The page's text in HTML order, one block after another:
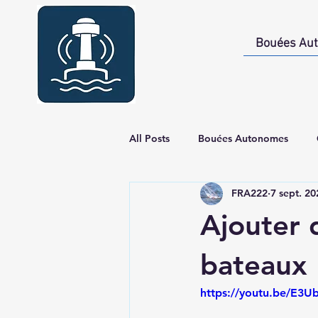
Bouées
All Posts Bouées Autonomes
GPS Bateau - Construction
Ajouter
bateaux
FRA222 7 sept.
https://youtu.be/